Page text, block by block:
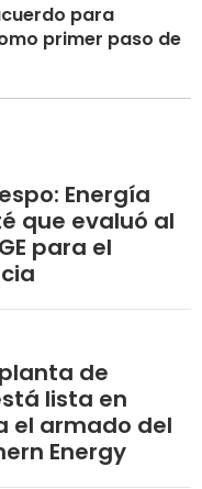
para
primer paso de
Energía
que evaluó al
para el
de
lista en
el armado del
Energy